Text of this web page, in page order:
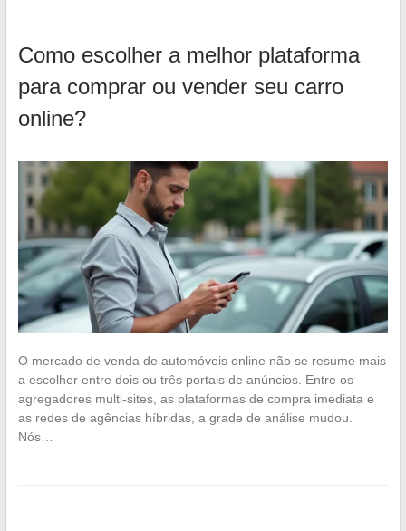
Como escolher a melhor plataforma
para comprar ou vender seu carro
online?
O mercado de venda de automóveis online não se resume mais
a escolher entre dois ou três portais de anúncios. Entre os
agregadores multi-sites, as plataformas de compra imediata e
as redes de agências híbridas, a grade de análise mudou.
Nós…